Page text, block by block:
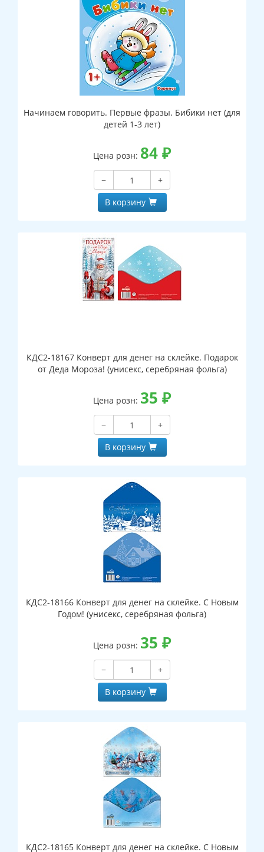
Начинаем говорить. Первые фразы. Бибики нет (для
детей 1-3 лет)
Цена розн: 84₽
−
+
В корзину
КДС2-18167 Конверт для денег на склейке. Подарок
от Деда Мороза! (унисекс, серебряная фольга)
Цена розн: 35 ₽
−
+
В корзину
КДС2-18166 Конверт для денег на склейке. С Новым
Годом! (унисекс, серебряная фольга)
Цена розн: 35 ₽
−
+
В корзину
КДС2-18165 Конверт для денег на склейке. С Новым